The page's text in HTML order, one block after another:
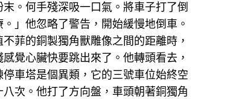
。何手殘深吸一口氣。將車子打了倒
」他忽略了警告，開始緩慢地倒車。
菲的銅製獨角獸雕像之間的距離時，
覺心臟快要跳出來了。他轉頭看去，
車塔是個異類，它的三號車位始終空
次。他打了方向盤，車頭朝著銅獨角